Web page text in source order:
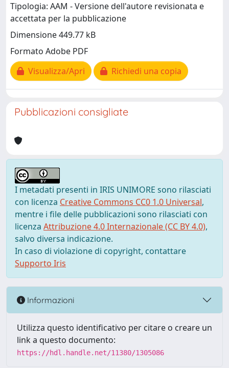
Tipologia: AAM - Versione dell'autore revisionata e
accettata per la pubblicazione
Dimensione 449.77 kB
Formato Adobe PDF
Visualizza/Apri
Richiedi una copia
Pubblicazioni consigliate
I metadati presenti in IRIS UNIMORE sono rilasciati
con licenza Creative Commons CC0 1.0 Universal,
mentre i file delle pubblicazioni sono rilasciati con
licenza Attribuzione 4.0 Internazionale (CC BY 4.0),
salvo diversa indicazione.
In caso di violazione di copyright, contattare
Supporto Iris
Informazioni
Utilizza questo identificativo per citare o creare un
link a questo documento:
https://hdl.handle.net/11380/1305086